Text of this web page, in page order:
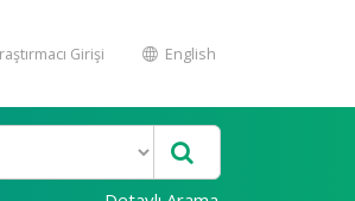
Girişi English